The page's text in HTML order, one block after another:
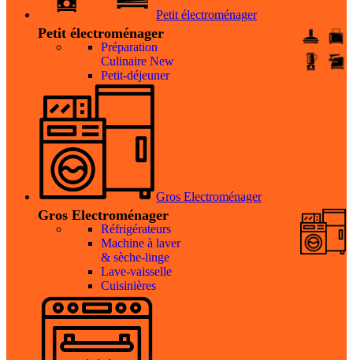
Petit électroménager
Petit électroménager
Préparation
Culinaire New
Petit-déjeuner
Gros Electroménager
Gros Electroménager
Réfrigérateurs
Machine à laver
& sèche-linge
Lave-vaisselle
Cuisinières